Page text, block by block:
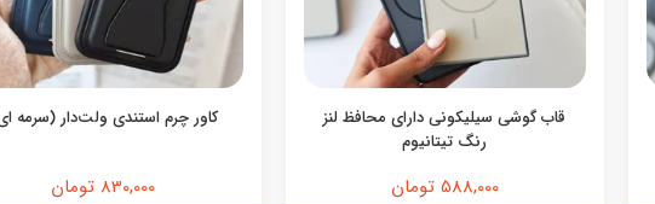
قاب گوشی سیلیکونی دارای محافظ لنز
رنگ تیتانیوم
588,000 تومان
کاور چرم استندی ولت‌دار (سرمه
830,000 تومان